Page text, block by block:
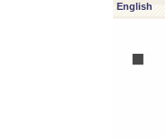
English